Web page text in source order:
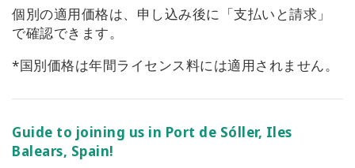
個別の適用価格は、申し込み後に「支払いと請求」
で確認できます。
*国別価格は年間ライセンス料には適用されません。
Guide to joining us in Port de Sóller, Iles
Balears, Spain!